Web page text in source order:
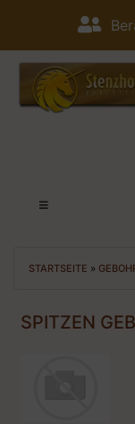
STARTSEITE »
SPITZEN